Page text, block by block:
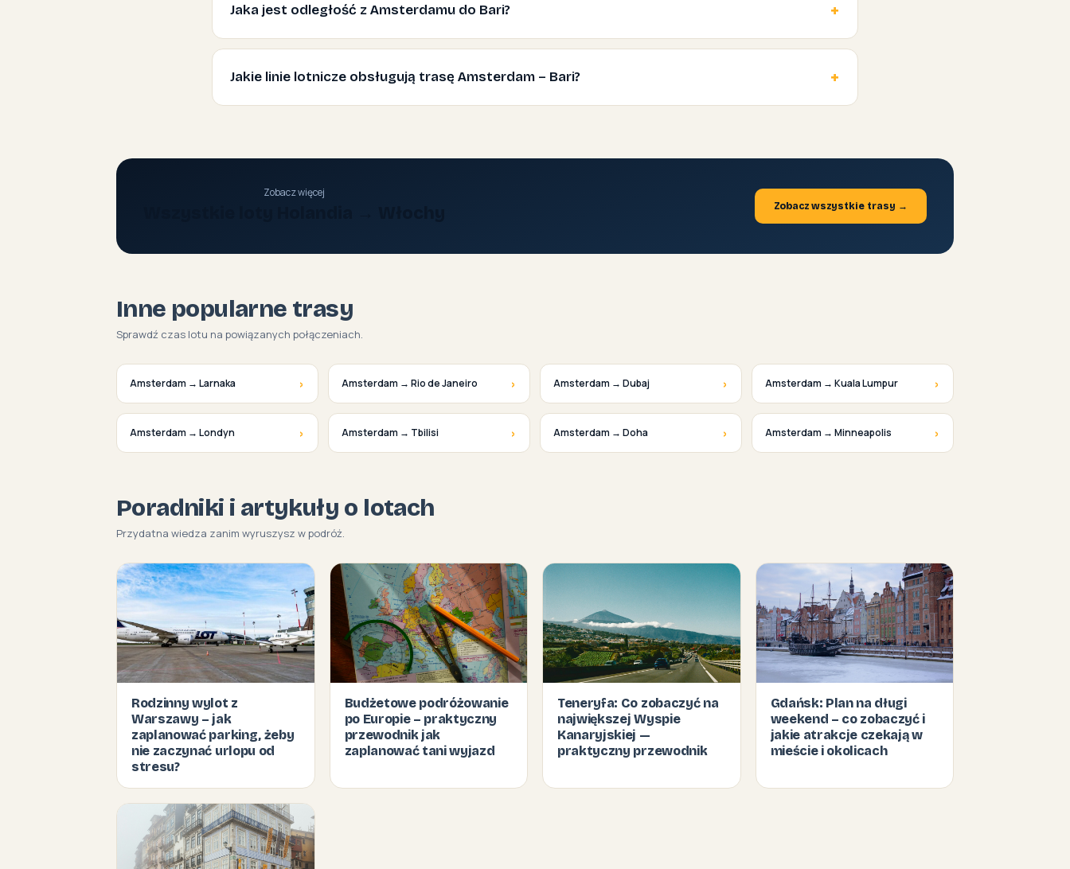
Jaka jest odległość z Amsterdamu do Bari?
Jakie linie lotnicze obsługują trasę Amsterdam – Bari?
Zobacz więcej
Zobacz wszystkie trasy →
Inne popularne trasy
Sprawdź czas lotu na powiązanych połączeniach.
Amsterdam → Larnaka › Amsterdam → Rio de Janeiro › Amsterdam → Dubaj › Amsterdam → Kuala Lumpur ›
Amsterdam → Londyn › Amsterdam → Tbilisi › Amsterdam → Doha › Amsterdam → Minneapolis ›
Poradniki i artykuły o lotach
Przydatna wiedza zanim wyruszysz w podróż.
Rodzinny wylot z
Warszawy – jak
zaplanować parking, żeby
nie zaczynać urlopu od
stresu?
Budżetowe podróżowanie
po Europie – praktyczny
przewodnik jak
zaplanować tani wyjazd
Teneryfa: Co zobaczyć na
największej Wyspie
Kanaryjskiej —
praktyczny przewodnik
Gdańsk: Plan na długi
weekend – co zobaczyć i
jakie atrakcje czekają w
mieście i okolicach